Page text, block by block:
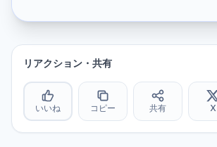
リアクション・共有
いいね コピー 共有 X